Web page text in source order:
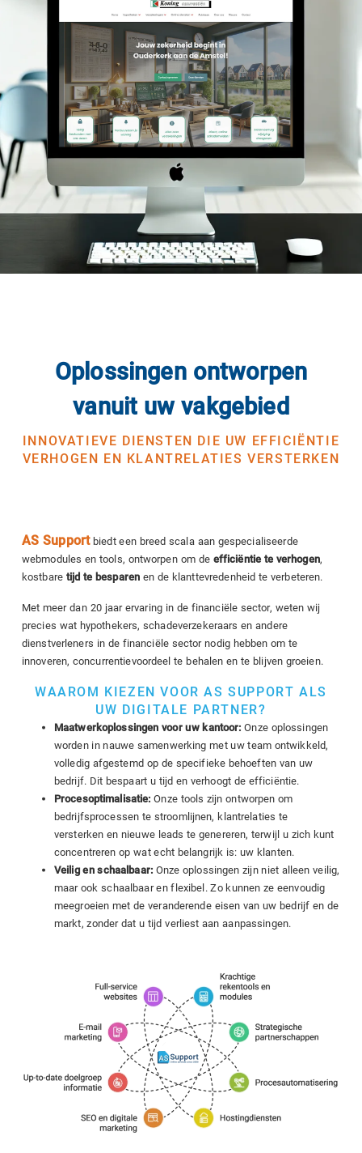
Oplossingen ontworpen
vanuit uw vakgebied
INNOVATIEVE DIENSTEN DIE UW EFFICIËNTIE
VERHOGEN EN KLANTRELATIES VERSTERKEN
AS Supportbiedt een breed scala aan gespecialiseerde
webmodules en tools, ontworpen om deefficiëntie te verhogen,
kostbare tijd te besparen en de klanttevredenheid te verbeteren.
Met meer dan 20 jaar ervaring in de financiële sector, weten wij
precies wat hypothekers, schadeverzekeraars en andere
dienstverleners in de financiële sector nodig hebben om te
innoveren, concurrentievoordeel te behalen en te blijven groeien.
WAAROM KIEZEN VOOR AS SUPPORT ALS
UW DIGITALE PARTNER?
Maatwerkoplossingen voor uw kantoor: Onze oplossingen
worden in nauwe samenwerking met uw team ontwikkeld,
volledig afgestemd op de specifieke behoeften van uw
bedrijf. Dit bespaart u tijd en verhoogt de efficiëntie.
Procesoptimalisatie: Onze tools zijn ontworpen om
bedrijfsprocessen te stroomlijnen, klantrelaties te
versterken en nieuwe leads te genereren, terwijl u zich kunt
concentreren op wat echt belangrijk is: uw klanten.
Veilig en schaalbaar:Onze oplossingen zijn niet alleen veilig,
maar ook schaalbaar en flexibel. Zo kunnen ze eenvoudig
meegroeien met de veranderende eisen van uw bedrijf en de
markt, zonder dat u tijd verliest aan aanpassingen.